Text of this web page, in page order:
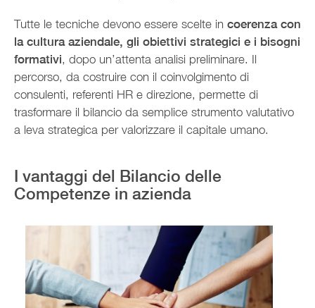
Tutte le tecniche devono essere scelte in coerenza con
la cultura aziendale, gli obiettivi strategici e i bisogni
formativi, dopo un’attenta analisi preliminare. Il
percorso, da costruire con il coinvolgimento di
consulenti, referenti HR e direzione, permette di
trasformare il bilancio da semplice strumento valutativo
a leva strategica per valorizzare il capitale umano.
I vantaggi del Bilancio delle
Competenze in azienda